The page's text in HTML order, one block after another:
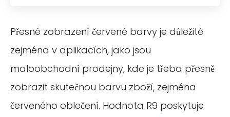
Přesné zobrazení červené barvy je důležité
zejména v aplikacích, jako jsou
maloobchodní prodejny, kde je třeba přesně
zobrazit skutečnou barvu zboží, zejména
červeného oblečení. Hodnota R9 poskytuje